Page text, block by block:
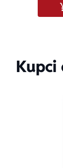
Kupci